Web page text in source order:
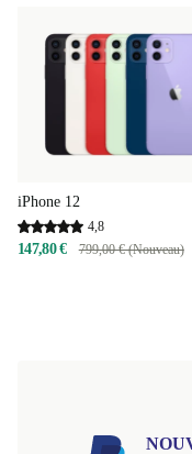
iPhone 12
4,8
147,80 € 799,00 € (Nouveau)